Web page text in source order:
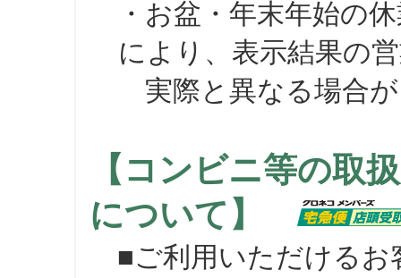
・お盆・年末年始の
により、表示結果の
実際と異なる場合が
【コンビニ等の取
について】
■ご利用いただけるお